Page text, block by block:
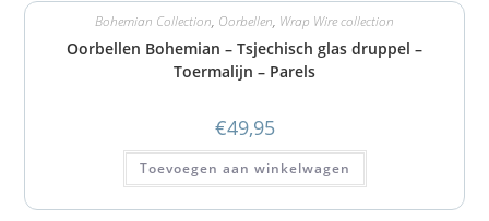
Bohemian Collection, Oorbellen, Wrap Wire collection
Oorbellen Bohemian – Tsjechisch glas druppel –
Toermalijn – Parels
€49,95
Toevoegen aan winkelwagen